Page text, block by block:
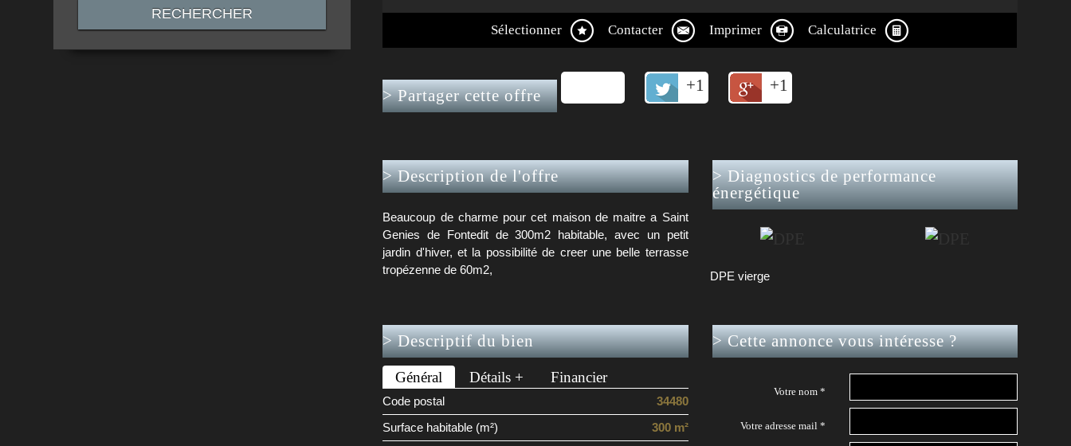
RECHERCHER
Sélectionner Contacter Imprimer Calculatrice
>Partager cette offre
+1 +1
>Description de l'offre
Beaucoup de charme pour cet maison de maitre a Saint
Genies de Fontedit de 300m2 habitable, avec un petit
jardin d'hiver, et la possibilité de creer une belle terrasse
tropézenne de 60m2,
>Diagnostics de performance
énergétique
DPE vierge
>Descriptif du bien
Général Détails + Financier
Code postal 34480
Surface habitable (m²) 300 m²
>Cette annonce vous intéresse ?
Votre nom *
Votre adresse mail *